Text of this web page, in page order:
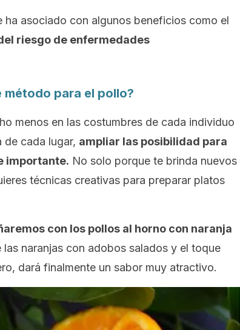
ha asociado con algunos beneficios como el
riesgo de enfermedades
método para el pollo?
menos en las costumbres de cada individuo
de cada lugar, ampliar las posibilidad para
importante. No solo porque te brinda nuevos
técnicas creativas para preparar platos
con los pollos al horno con naranja
naranjas con adobos salados y el toque
dará finalmente un sabor muy atractivo.